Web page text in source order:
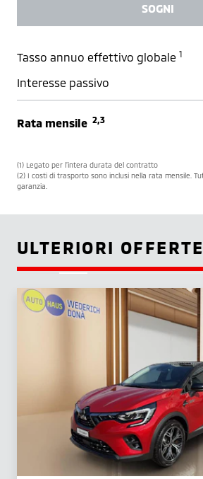
SOGNI
Tasso annuo effettivo globale 1
Interesse passivo
Rata mensile 2,3
(1) Legato per l’intera durata del contratto
(2) I costi di trasporto sono inclusi nella rata mensile.
garanzia.
ULTERIORI OFFERTE